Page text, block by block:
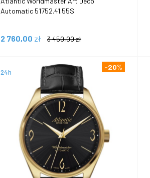
Automatic 51752.41.55S
2 760,00 zł 3 450,00zł
24h
-20%